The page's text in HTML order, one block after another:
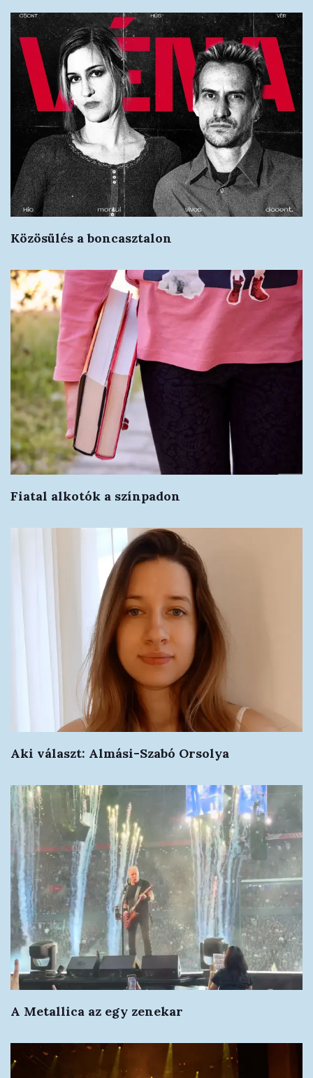
Közösülés a boncasztalon
Fiatal alkotók a színpadon
Aki választ: Almási-Szabó Orsolya
A Metallica az egy zenekar